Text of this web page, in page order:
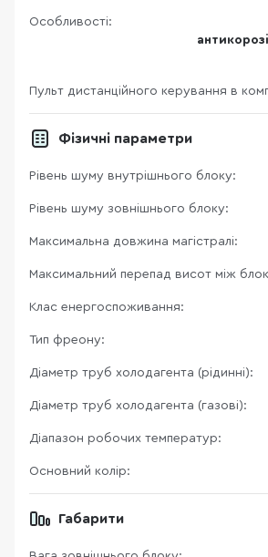
Особливості:
Пульт дистанційного керування в
Фізичні параметри
Рівень шуму внутрішнього блоку:
Рівень шуму зовнішнього блоку:
Максимальна довжина магістралі:
Максимальний перепад висот між
Клас енергоспоживання:
Тип фреону:
Діаметр труб холодагента (рідинні):
Діаметр труб холодагента (газові):
Діапазон робочих температур:
Основний колір:
Габарити